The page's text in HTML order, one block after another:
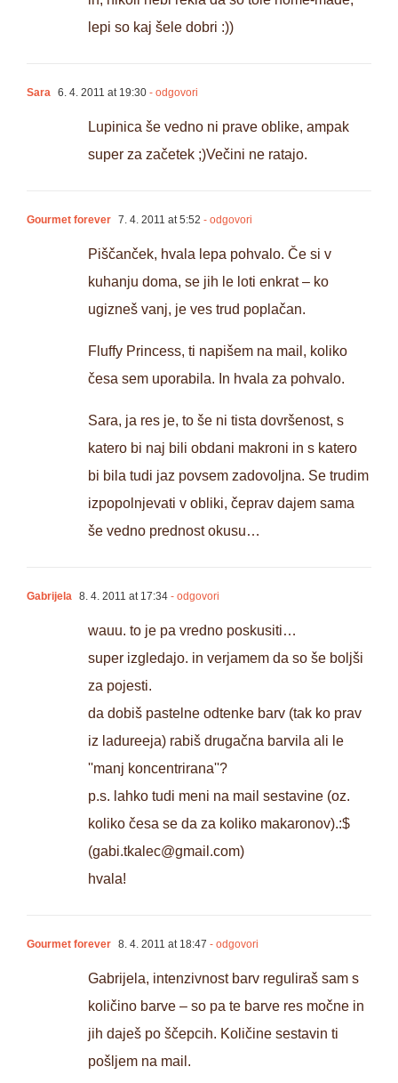
lepi so kaj šele dobri :))
Sara 6. 4. 2011 at 19:30 - odgovori
Lupinica še vedno ni prave oblike, ampak
super za začetek ;)Večini ne ratajo.
Gourmet forever 7. 4. 2011 at 5:52 - odgovori
Piščanček, hvala lepa pohvalo. Če si v
kuhanju doma, se jih le loti enkrat – ko
ugizneš vanj, je ves trud poplačan.
Fluffy Princess, ti napišem na mail, koliko
česa sem uporabila. In hvala za pohvalo.
Sara, ja res je, to še ni tista dovršenost, s
katero bi naj bili obdani makroni in s katero
bi bila tudi jaz povsem zadovoljna. Se trudim
izpopolnjevati v obliki, čeprav dajem sama
še vedno prednost okusu…
Gabrijela 8. 4. 2011 at 17:34 - odgovori
wauu. to je pa vredno poskusiti…
super izgledajo. in verjamem da so še boljši
za pojesti.
da dobiš pastelne odtenke barv (tak ko prav
iz ladureeja) rabiš drugačna barvila ali le
''manj koncentrirana''?
p.s. lahko tudi meni na mail sestavine (oz.
koliko česa se da za koliko makaronov).:$
(gabi.tkalec@gmail.com)
hvala!
Gourmet forever 8. 4. 2011 at 18:47 - odgovori
Gabrijela, intenzivnost barv reguliraš sam s
količino barve – so pa te barve res močne in
jih daješ po ščepcih. Količine sestavin ti
pošljem na mail.